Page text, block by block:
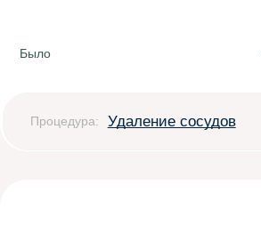
Было
Процедура: Удаление сосудов